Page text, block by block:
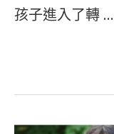
孩子進入了轉 …